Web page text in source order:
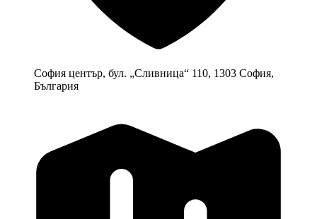
София център, бул. „Cливница“ 110, 1303 София,
България